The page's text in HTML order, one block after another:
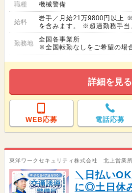
職種 機械警備
給料
岩手／月給21万9800円以上
を含みます。 ※超過勤務手
勤務地
全国各事業所
※全国転勤なしをご希望の場
詳細を見る
WEB応募 電話応募
東洋ワークセキュリティ株式会社 北上営業
＼日払い
に◎土日休